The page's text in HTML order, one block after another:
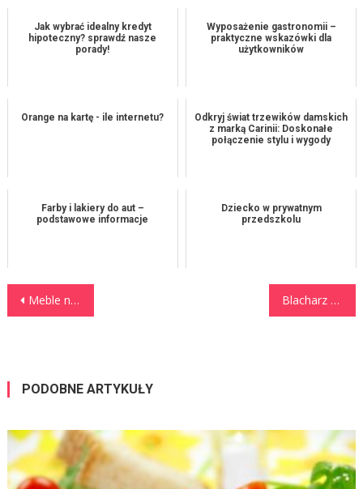
Jak wybrać idealny kredyt
hipoteczny? sprawdź nasze
porady!
Wyposażenie gastronomii –
praktyczne wskazówki dla
użytkowników
Orange na kartę - ile internetu?
Odkryj świat trzewików damskich
z marką Carinii: Doskonałe
połączenie stylu i wygody
Farby i lakiery do aut –
podstawowe informacje
Dziecko w prywatnym
przedszkolu
Nawigacja wpisu
Meble na wymiar – kiedy warto się zdecydować Blacharz we Wrocławiu – gdzie naprawić ciężarówkę po kolizji?
PODOBNE ARTYKUŁY